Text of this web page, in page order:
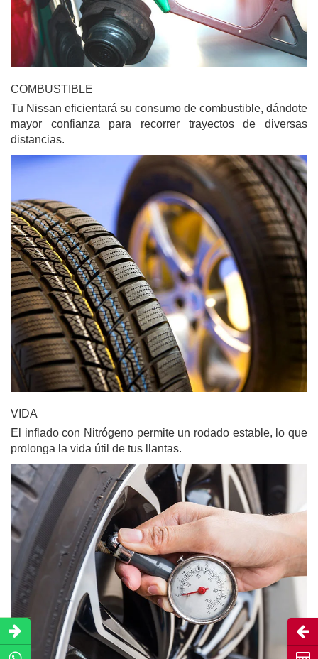
COMBUSTIBLE
Tu Nissan eficientará su consumo de combustible, dándote
mayor confianza para recorrer trayectos de diversas
distancias.
VIDA
El inflado con Nitrógeno permite un rodado estable, lo que
prolonga la vida útil de tus llantas.